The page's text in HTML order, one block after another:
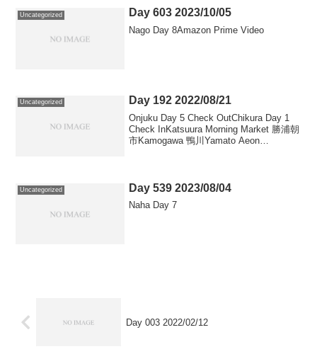
Uncategorized Day 603 2023/10/05
Nago Day 8Amazon Prime Video
Uncategorized Day 192 2022/08/21
Onjuku Day 5 Check OutChikura Day 1
Check InKatsuura Morning Market 勝浦朝
市Kamogawa 鴨川Yamato Aeon
Uncategorized Day 539 2023/08/04
Naha Day 7
Day 003 2022/02/12